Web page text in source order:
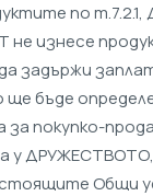
по
изнесе
задържи
бъде
покупко-
у
Общи